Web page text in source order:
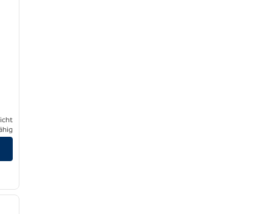
nächstes Bild